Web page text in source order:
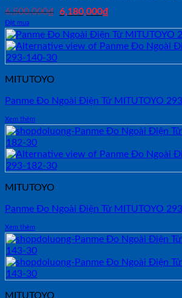
6,500,000₫ Giá
là:
6,500,000₫.
6,180,000₫Giá
tại
là:
6,180,000₫.
Đặt mua
MITUTOYO
Panme Đo Ngoài Điện Tử MITUTOYO
Xem thêm
MITUTOYO
Panme Đo Ngoài Điện Tử MITUTOYO
Xem thêm
MITUTOYO